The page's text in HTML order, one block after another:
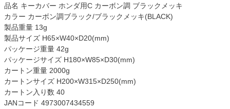
品名 キーカバー ホンダ用C カーボン調 ブラックメッキ
カラー カーボン調ブラック/ブラックメッキ(BLACK)
製品重量 13g
製品サイズ H65×W40×D20(mm)
パッケージ重量 42g
パッケージサイズ H180×W85×D30(mm)
カートン重量 2000g
カートンサイズ H200×W315×D250(mm)
カートン入り数 40
JANコード 4973007434559